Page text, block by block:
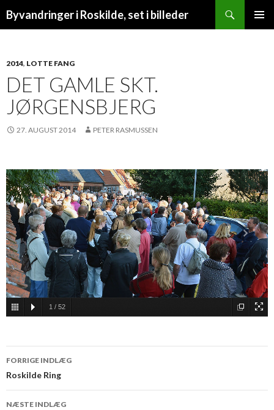
Byvandringer i Roskilde, set i billeder
2014, LOTTE FANG
DET GAMLE SKT.
JØRGENSBJERG
27. AUGUST 2014 PETER RASMUSSEN
1 / 52
Indlæg
navigation
FORRIGE INDLÆG
Roskilde Ring
NÆSTE INDLÆG